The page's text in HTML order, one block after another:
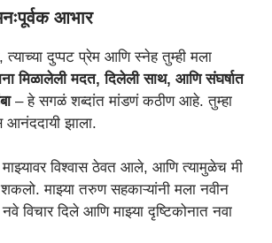
आभार
दुप्पट प्रेम आणि स्नेह तुम्ही मला
मिळालेली मदत, दिलेली साथ, आणि संघर्षात
– हे सगळं शब्दांत मांडणं कठीण आहे. तुम्हा
आनंददायी झाला.
माझ्यावर विश्वास ठेवत आले, आणि त्यामुळेच मी
माझ्या तरुण सहकाऱ्यांनी मला नवीन
विचार दिले आणि माझ्या दृष्टिकोनात नवा